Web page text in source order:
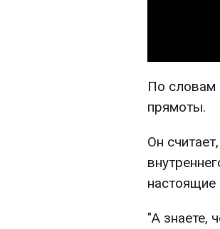
По словам
прямоты.
Он
настоящие
"А знаете,